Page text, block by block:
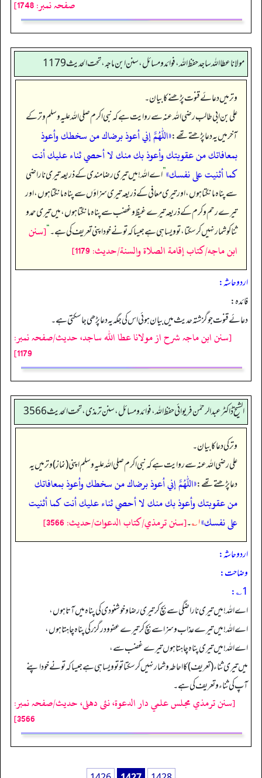
صفحہ نمبر: 1748]
مولانا عطا الله ساجد حفظ الله، فوائد و مسائل، سنن ابن ماجه، تحت الحديث1179
وتر میں دعائے قنوت پڑھنے کا بیان۔
علی بن ابی طالب رضی اللہ عنہ سے روایت ہے کہ نبی اکرم صلی اللہ علیہ وسلم وتر کے
آخر میں یہ دعا پڑھتے تھے:«اللهم إني أعوذ برضاك من سخطك وأعوذ
بمعافاتك من عقوبتك وأعوذ بك منك لا أحصي ثناء عليك أنت
كما أثنيت على نفسك»”اے اللہ! میں تیری رضا مندی کے ذریعہ تیری ناراضی
سے پناہ مانگتا ہوں، اور تیری معافی کے ذریعہ تیری سزاؤں سے پناہ مانگتا ہوں، اور
تیرے رحم و کرم کے ذریعہ تیرے غیظ و غضب سے پناہ مانگتا ہوں، میں تیری حمد و
ثنا کو شمار نہیں کر سکتا، تو ویسا ہی ہے جیسا کہ تو نے خود اپنی تعریف کی ہے۔‏‏‏‏“[سنن
ابن ماجه/كتاب إقامة الصلاة والسنة/حدیث: 1179]
اردو حاشہ:
فائدہ:
دعائے قنوت جوگزشتہ حدیث میں بیان ہوئی اس کی جگہ یہ دعا پڑھی جاسکتی ہے۔
[سنن ابن ماجہ شرح از مولانا عطا الله ساجد، حدیث/صفحہ نمبر:
1179]
الشیخ ڈاکٹر عبد الرحمٰن فریوائی حفظ اللہ، فوائد و مسائل، سنن ترمذی، تحت الحديث 3566
وتر کی دعا کا بیان۔
علی رضی الله عنہ سے روایت ہے کہ نبی اکرم صلی اللہ علیہ وسلم اپنی (نماز) وتر میں یہ
دعا پڑھتے تھے:«اللهم إني أعوذ برضاك من سخطك وأعوذ بمعافاتك
من عقوبتك وأعوذ بك منك لا أحصي ثناء عليك أنت كما أثنيت
على نفسك»۱؎ ۔[سنن ترمذي/كتاب الدعوات/حدیث: 3566]
اردو حاشہ:
وضاحت:
1؎:
اے اللہ! میں تیری ناراضگی سے بچ کر تیری رضا و خوشنودی کی پناہ میں آتا ہوں،
اے اللہ! میں تیرے عذاب و سزا سے بچ کر تیرے عفو ودرگزر کی پناہ چاہتا ہوں،
اے اللہ! میں تیری پناہ چاہتا ہوں تیرے غضب سے،
میں تیری ثناء (تعریف) کا احاطہ و شمار نہیں کر سکتا تو تو ویسا ہی ہے جیسا کہ تو نے خود اپنے
آپ کی ثناء و تعریف کی ہے۔
[سنن ترمذي مجلس علمي دار الدعوة، نئى دهلى، حدیث/صفحہ نمبر:
3566]